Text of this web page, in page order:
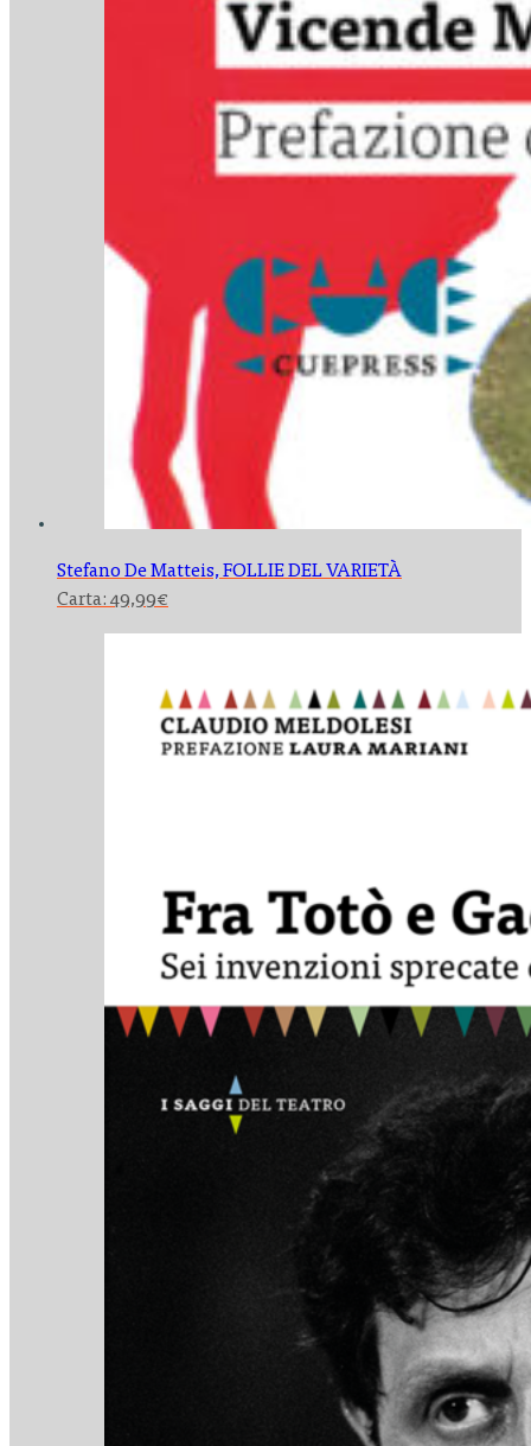
Stefano De Matteis,FOLLIE DEL VARIETÀ
Carta: 49,99€